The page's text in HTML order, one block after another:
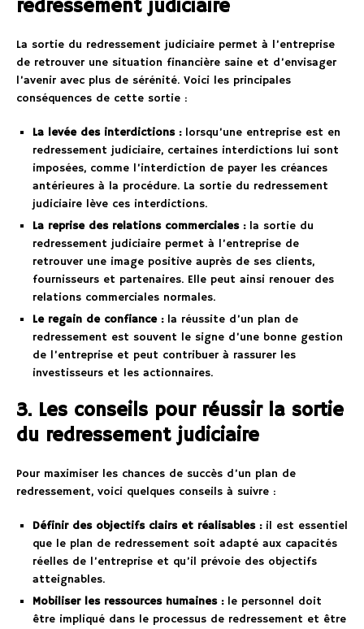
redressement judiciaire
La sortie du redressement judiciaire permet à l’entreprise
de retrouver une situation financière saine et d’envisager
l’avenir avec plus de sérénité. Voici les principales
conséquences de cette sortie :
La levée des interdictions :lorsqu’une entreprise est en
redressement judiciaire, certaines interdictions lui sont
imposées, comme l’interdiction de payer les créances
antérieures à la procédure. La sortie du redressement
judiciaire lève ces interdictions.
La reprise des relations commerciales :la sortie du
redressement judiciaire permet à l’entreprise de
retrouver une image positive auprès de ses clients,
fournisseurs et partenaires. Elle peut ainsi renouer des
relations commerciales normales.
Le regain de confiance :la réussite d’un plan de
redressement est souvent le signe d’une bonne gestion
de l’entreprise et peut contribuer à rassurer les
investisseurs et les actionnaires.
3. Les conseils pour réussir la sortie
du redressement judiciaire
Pour maximiser les chances de succès d’un plan de
redressement, voici quelques conseils à suivre :
Définir des objectifs clairs et réalisables :il est essentiel
que le plan de redressement soit adapté aux capacités
réelles de l’entreprise et qu’il prévoie des objectifs
atteignables.
Mobiliser les ressources humaines :le personnel doit
être impliqué dans le processus de redressement et être